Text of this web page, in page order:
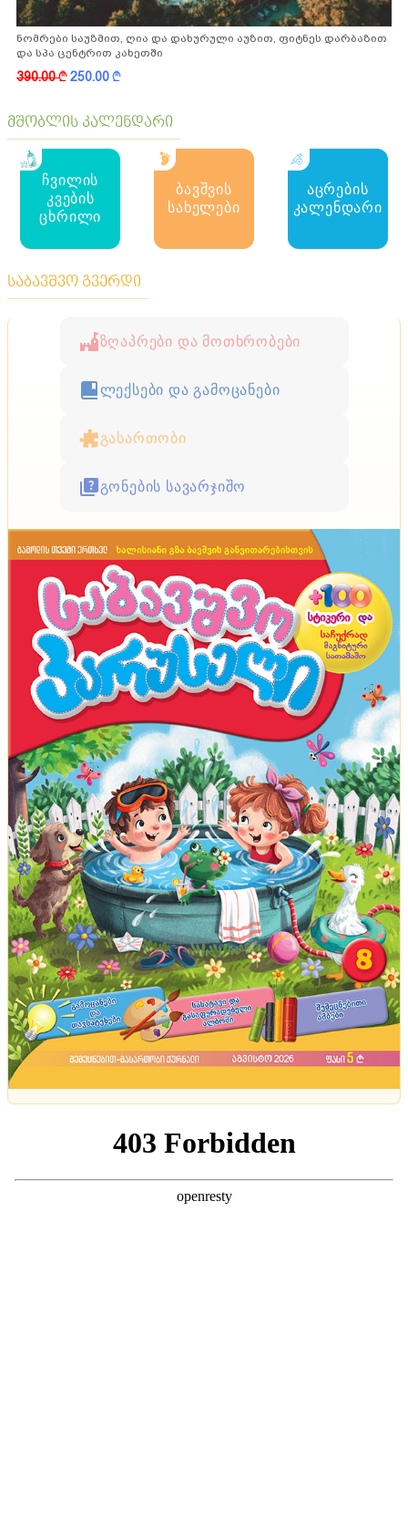
ნომრები საუზმით, ღია და დახურული აუზით, ფიტნეს დარბაზით
და სპა ცენტრით კახეთში
390.00k250.00k
მშობლის კალენდარი
ჩვილის
კვების
ცხრილი
ბავშვის
სახელები
აცრების
კალენდარი
საბავშვო გვერდი
ზღაპრები და მოთხრობები
ლექსები და გამოცანები
გასართობი
გონების სავარჯიშო